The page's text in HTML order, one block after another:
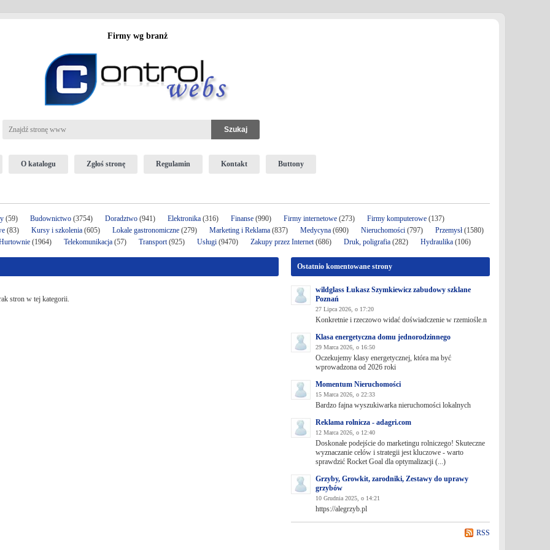
Firmy wg branż
O katalogu Zgłoś stronę Regulamin Kontakt Buttony
(59) Budownictwo (3754) Doradztwo (941) Elektronika (316) Finanse (990) Firmy internetowe (273) Firmy komputerowe (137)
(83) Kursy i szkolenia (605) Lokale gastronomiczne (279) Marketing i Reklama (837) Medycyna (690) Nieruchomości (797) Przemysł(1580)
(1964) Telekomunikacja (57) Transport(925) Usługi (9470) Zakupy przez Internet(686) Druk, poligrafia (282) Hydraulika (106)
stron w tej kategorii.
Ostatnio komentowane strony
wildglass Łukasz Szymkiewicz zabudowy szklane
Poznań
27 Lipca 2026, o 17:20
Konkretnie i rzeczowo widać doświadczenie w rzemiośle.n
Klasa energetyczna domu jednorodzinnego
29 Marca 2026, o 16:50
Oczekujemy klasy energetycznej, która ma być
wprowadzona od 2026 roki
Momentum Nieruchomości
15 Marca 2026, o 22:33
Bardzo fajna wyszukiwarka nieruchomości lokalnych
Reklama rolnicza - adagri.com
12 Marca 2026, o 12:40
Doskonałe podejście do marketingu rolniczego! Skuteczne
wyznaczanie celów i strategii jest kluczowe - warto
sprawdzić Rocket Goal dla optymalizacji (...)
Grzyby, Growkit, zarodniki, Zestawy do uprawy
grzybów
10 Grudnia 2025, o 14:21
https://alegrzyb.pl
RSS